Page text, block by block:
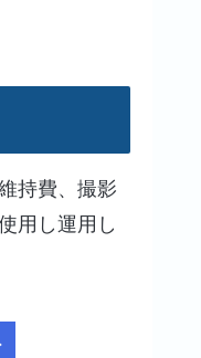
持費、撮影
用し運用し